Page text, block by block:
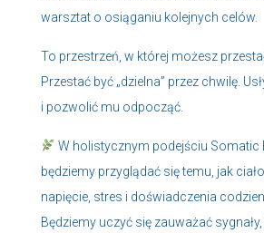
warsztat o osiąganiu kolejnych celów.
To przestrzeń, w której możesz
Przestać być „dzielna” przez chwilę.
i pozwolić mu odpocząć.
W holistycznym podejściu Somatic
będziemy przyglądać się temu, jak
napięcie, stres i doświadczenia
Będziemy uczyć się zauważać